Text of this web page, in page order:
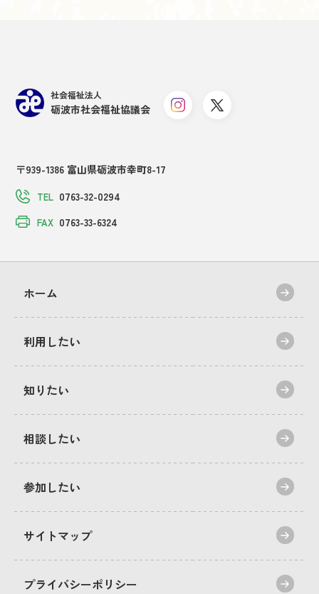
社会福祉法人
砺波市社会福祉協議会
〒939-1386 富山県砺波市幸町8-17
TEL 0763-32-0294
FAX 0763-33-6324
ホーム
利用したい
知りたい
相談したい
参加したい
サイトマップ
プライバシーポリシー